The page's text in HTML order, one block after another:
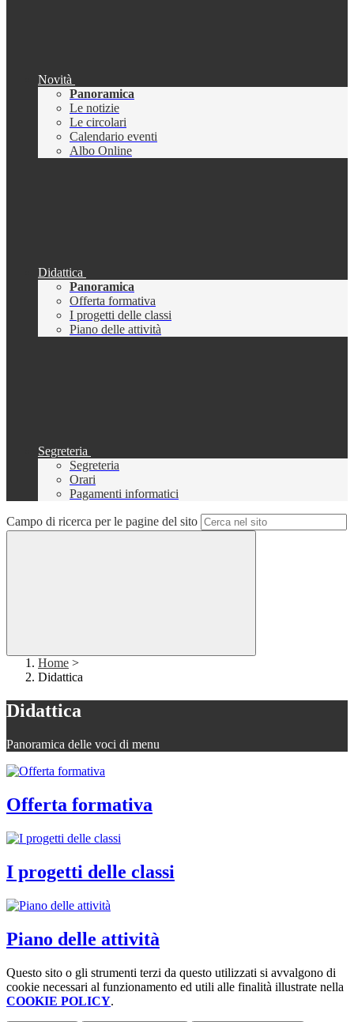
Novità
Panoramica
Le notizie
Le circolari
Calendario eventi
Albo Online
Didattica
Panoramica
Offerta formativa
I progetti delle classi
Piano delle attività
Segreteria
Segreteria
Orari
Pagamenti informatici
Campo di ricerca per le pagine del sito
Home >
Didattica
Didattica
Panoramica delle voci di menu
Offerta formativa
I progetti delle classi
Piano delle attività
Questo sito o gli strumenti terzi da questo utilizzati si avvalgono di
cookie necessari al funzionamento ed utili alle finalità illustrate nella
COOKIE POLICY.